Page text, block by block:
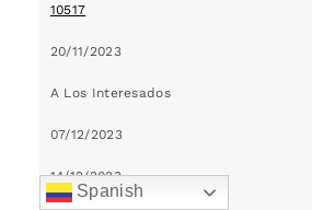
10517
20/11/2023
A Los Interesados
07/12/2023
14/12/2023
Spanish